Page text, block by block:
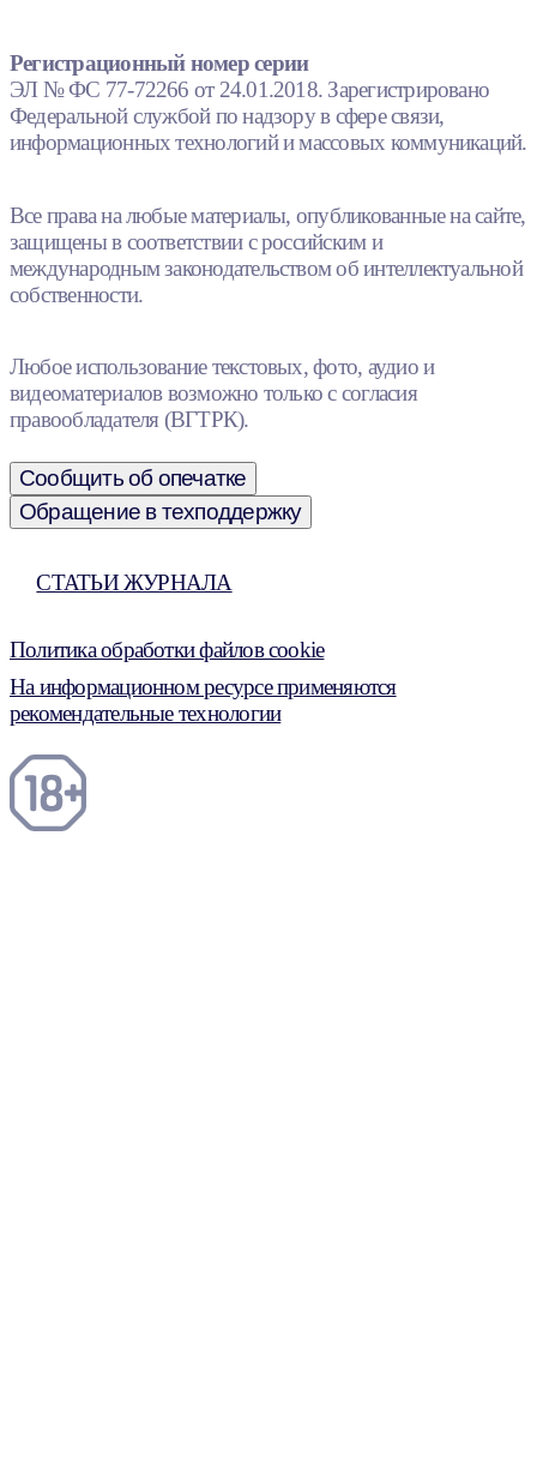
Регистрационный номер серии
ЭЛ № ФС 77-72266 от 24.01.2018. Зарегистрировано
Федеральной службой по надзору в сфере связи,
информационных технологий и массовых коммуникаций.
Все права на любые материалы, опубликованные на сайте,
защищены в соответствии с российским и
международным законодательством об интеллектуальной
собственности.
Любое использование текстовых, фото, аудио и
видеоматериалов возможно только с согласия
правообладателя (ВГТРК).
Сообщить об опечатке
Обращение в техподдержку
СТАТЬИ ЖУРНАЛА
Политика обработки файлов cookie
На информационном ресурсе применяются
рекомендательные технологии